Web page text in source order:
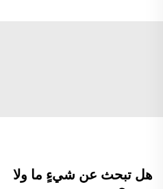
هل تبحث عن شيءٍ ما ولا